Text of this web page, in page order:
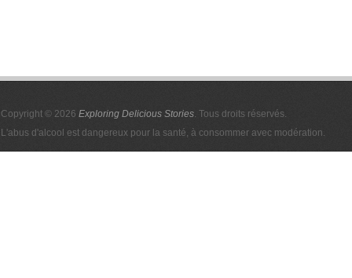
Copyright © 2026 Exploring Delicious Stories. Tous droits réservés.
L'abus d'alcool est dangereux pour la santé, à consommer avec modération.